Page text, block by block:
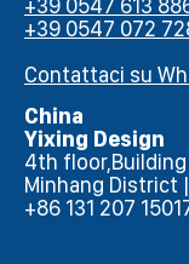
+39 0547 613
+39 0547 072
Contattaci su
China
Yixing Design
4th floor,Building
Minhang District
+86 131 207